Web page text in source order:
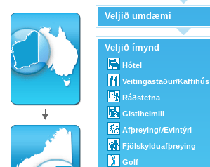
Veljið umdæmi
Veljið ímynd
Hótel
Veitingastaður/Kaffihús
Ráðstefna
Gistiheimili
Afþreying/Ævintýri
Fjölskylduafþreying
Golf